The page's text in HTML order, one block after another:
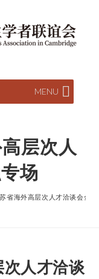
MENU
层次人
场
省海外高层次人才洽谈会金
次人才洽谈